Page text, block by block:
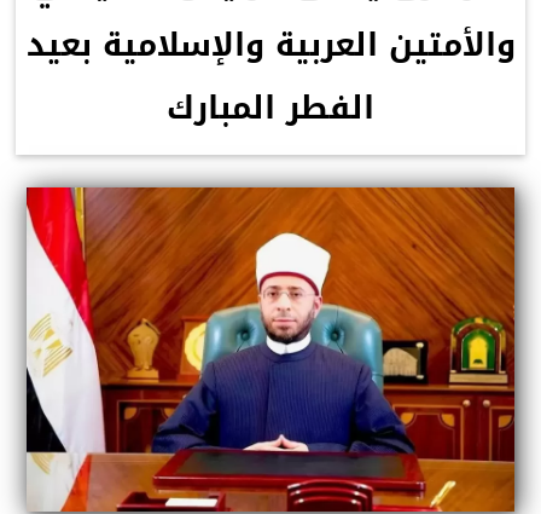
والأمتين العربية والإسلامية بعيد
الفطر المبارك